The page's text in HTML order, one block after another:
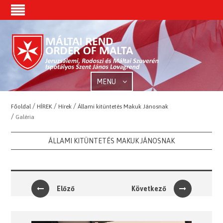
MENU
Főoldal /HÍREK /Hírek /Állami kitüntetés Makuk Jánosnak
/ Galéria
ÁLLAMI KITÜNTETÉS MAKUK JÁNOSNAK
Előző Következő